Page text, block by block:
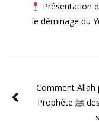
Présentation
le déminage du
Comment Allah
Prophète ﷺ des attaques – Extrait du prêche d’un